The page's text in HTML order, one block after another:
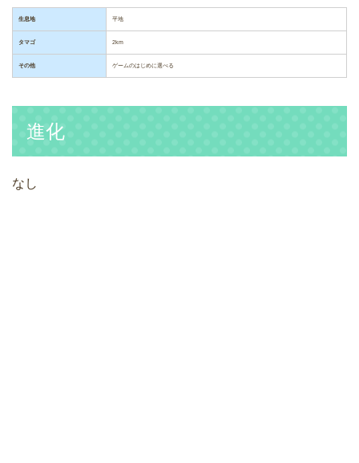
生息地 平地
タマゴ 2km
その他 ゲームのはじめに選べる
進化
なし